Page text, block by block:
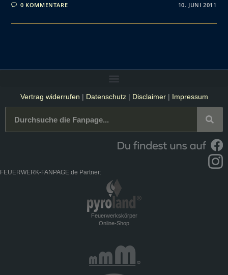
0 KOMMENTARE 10. JUNI 2011
Vertrag widerrufen | Datenschutz| Disclaimer| Impressum
FEUERWERK-FANPAGE.de Partner:
Feuerwerkskörper
Online-Shop